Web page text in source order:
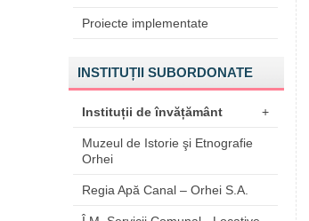
Proiecte implementate
INSTITUȚII SUBORDONATE
Instituții de învățământ +
Muzeul de Istorie şi Etnografie
Orhei
Regia Apă Canal – Orhei S.A.